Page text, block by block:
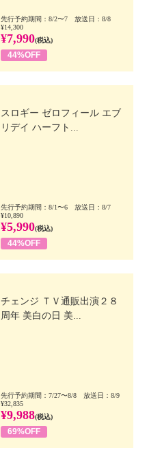
先行予約期間：8/2〜7 放送日：8/8
¥14,300
¥7,990(税込)
44%OFF
スロギー ゼロフィール エブ
リデイ ハーフト...
先行予約期間：8/1〜6 放送日：8/7
¥10,890
¥5,990(税込)
44%OFF
チェンジ ＴＶ通販出演２８
周年 美白の日 美...
先行予約期間：7/27〜8/8 放送日：8/9
¥32,835
¥9,988(税込)
69%OFF